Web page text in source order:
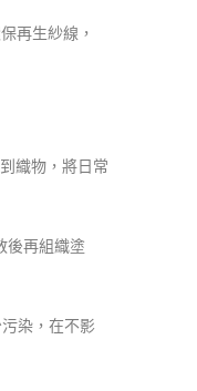
再生紗線，
織物，將日常
後再組織塗
染，在不影